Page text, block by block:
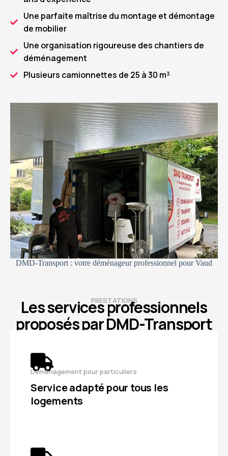
Une parfaite maîtrise du montage et démontage
de mobilier
Une organisation rigoureuse des chantiers de
déménagement
Plusieurs camionnettes de 25 à 30 m³
DMD-Transport : votre déménageur professionnel pour Vaud
PRESTATIONS
Les services professionnels
proposés par DMD-Transport
Déménagement pour particuliers
Service adapté pour tous les
logements